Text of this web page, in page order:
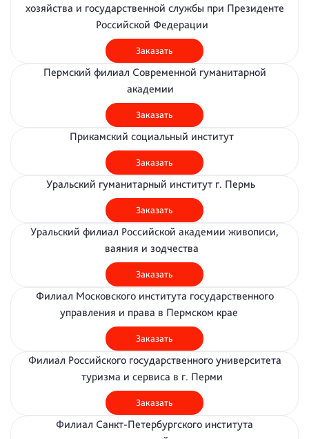
хозяйства и государственной службы при Президенте
Российской Федерации
Заказать
Пермский филиал Современной гуманитарной
академии
Заказать
Прикамский социальный институт
Заказать
Уральский гуманитарный институт г. Пермь
Заказать
Уральский филиал Российской академии живописи,
ваяния и зодчества
Заказать
Филиал Московского института государственного
управления и права в Пермском крае
Заказать
Филиал Российского государственного университета
туризма и сервиса в г. Перми
Заказать
Филиал Санкт-Петербургского института